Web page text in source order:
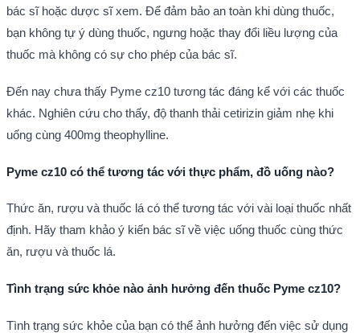
bác sĩ hoặc dược sĩ xem. Để đảm bảo an toàn khi dùng thuốc,
bạn không tự ý dùng thuốc, ngưng hoặc thay đổi liều lượng của
thuốc mà không có sự cho phép của bác sĩ.
Ðến nay chưa thấy Pyme cz10 tương tác đáng kể với các thuốc
khác. Nghiên cứu cho thấy, độ thanh thải cetirizin giảm nhẹ khi
uống cùng 400mg theophylline.
Pyme cz10 có thể tương tác với thực phẩm, đồ uống nào?
Thức ăn, rượu và thuốc lá có thể tương tác với vài loại thuốc nhất
định. Hãy tham khảo ý kiến bác sĩ về việc uống thuốc cùng thức
ăn, rượu và thuốc lá.
Tình trạng sức khỏe nào ảnh hưởng đến thuốc Pyme cz10?
Tình trạng sức khỏe của bạn có thể ảnh hưởng đến việc sử dụng